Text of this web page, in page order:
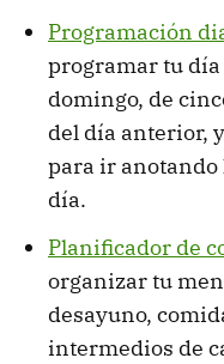
Programación
programar tu día
domingo, de
del día anterior,
para ir anotando
día.
Planificador de
organizar tu
desayuno,
intermedios de